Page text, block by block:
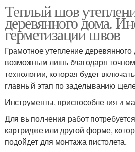
Теплый шов
деревянного дома.
герметизации швов
Грамотное утепление
возможным лишь благодаря
технологии, которая будет
главный этап по заделыванию
Инструменты, приспособления и
Для выполнения работ потребуется
картридже или другой форме,
подойдет для монтажа пистолета.